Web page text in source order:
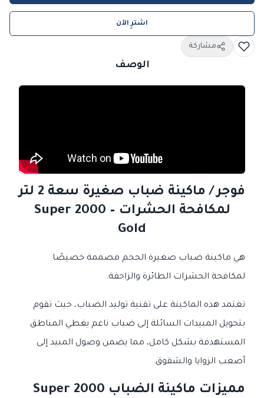
اشترِ الآن
مشاركة
الوصف
فوجر / ماكينة ضباب صغيرة سعة 2 لتر
لمكافحة الحشرات – Super 2000
Gold
هي ماكينة ضباب صغيرة الحجم مصممة خصيصًا
لمكافحة الحشرات الطائرة والزاحفة.
تعتمد هذه الماكينة على تقنية توليد الضباب، حيث تقوم
بتحويل المبيدات السائلة إلى ضباب ناعم يغطي المناطق
المستهدفة بشكل كامل، مما يضمن وصول المبيد إلى
أصعب الزوايا والشقوق.
مميزات ماكينة الضباب Super 2000